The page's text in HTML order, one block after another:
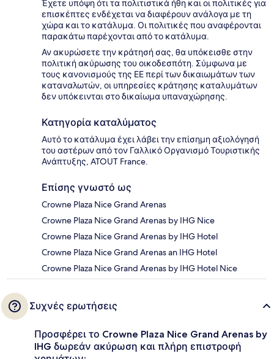
Έχετε υπόψη ότι τα πολιτιστικά ήθη και οι πολιτικές για
επισκέπτες ενδέχεται να διαφέρουν ανάλογα με τη
χώρα και το κατάλυμα. Οι πολιτικές που αναφέρονται
παρακάτω παρέχονται από το κατάλυμα.
Αν ακυρώσετε την κράτησή σας, θα υπόκεισθε στην
πολιτική ακύρωσης του οικοδεσπότη. Σύμφωνα με
τους κανονισμούς της ΕΕ περί των δικαιωμάτων των
καταναλωτών, οι υπηρεσίες κράτησης καταλυμάτων
δεν υπόκεινται στο δικαίωμα υπαναχώρησης.
Κατηγορία καταλύματος
Αυτό το κατάλυμα έχει λάβει την επίσημη αξιολόγησή
του αστέρων από τον Γαλλικό Οργανισμό Τουριστικής
Ανάπτυξης, ATOUT France.
Επίσης γνωστό ως
Crowne Plaza Nice Grand Arenas
Crowne Plaza Nice Grand Arenas by IHG Nice
Crowne Plaza Nice Grand Arenas by IHG Hotel
Crowne Plaza Nice Grand Arenas an IHG Hotel
Crowne Plaza Nice Grand Arenas by IHG Hotel Nice
Συχνές ερωτήσεις
Προσφέρει το Crowne Plaza Nice Grand Arenas by
IHG δωρεάν ακύρωση και πλήρη επιστροφή